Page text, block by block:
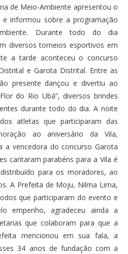
de Meio-Ambiente apresentou o
e informou sobre a programação
Durante todo do dia
diversos torneios esportivos em
a tarde aconteceu o concurso
e Garota Distrital. Entre as
presente dançou e divertiu ao
do Rio Ubá”, diversos brindes
durante todo do dia. A noite
atletas que participaram das
ao aniversário da Vila,
a vencedora do concurso Garota
cantaram parabéns para a Vila é
para os moradores, ao
A Prefeita de Moju, Nilma Lima,
que participaram do evento e
empenho, agradeceu ainda a
que colaboram para que a
mencionou em sua fala, a
34 anos de fundação com a